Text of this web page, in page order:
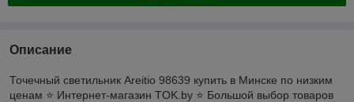
Описание
Точечный светильник Areitio 98639 купить в Минске по низким
ценам ⭐️ Интернет-магазин TOK.by ⭐️ Большой выбор товаров